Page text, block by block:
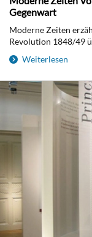
Gegenwart
Moderne Zeiten
Revolution 1848/49
Weiterlesen